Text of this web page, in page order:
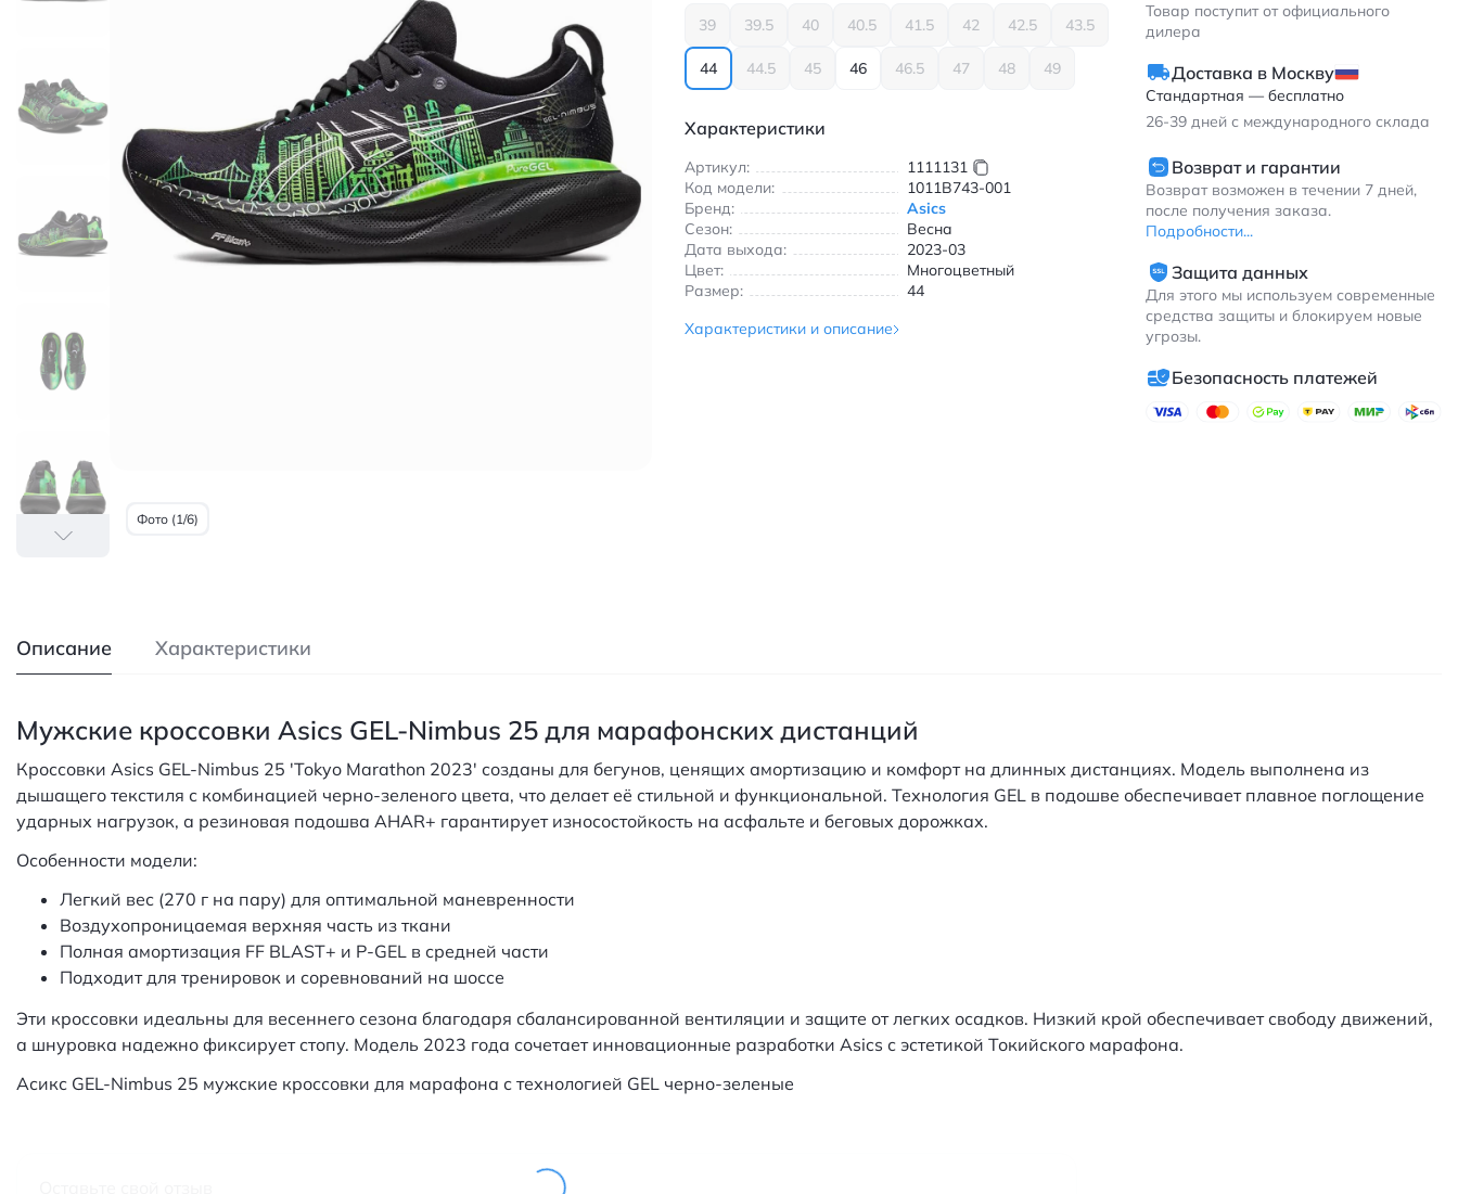
Фото (1/6)
39 39.5 40 40.5 41.5 42 42.5 43.5
44 44.5 45 46 46.5 47 48 49
Характеристики
Артикул:
1111131
Код модели:
1011B743-001
Бренд:
Asics
Сезон:
Весна
Дата выхода:
2023-03
Цвет:
Многоцветный
Размер:
44
Характеристики и описание
Товар поступит от официального
дилера
Доставка в Москву
Стандартная — бесплатно
26-39 дней с международного склада
Возврат и гарантии
Возврат возможен в течении 7 дней,
после получения заказа.
Подробности...
Защита данных
Для этого мы используем современные
средства защиты и блокируем новые
угрозы.
Безопасность платежей
Описание Характеристики
Мужские кроссовки Asics GEL-Nimbus 25 для марафонских дистанций
Кроссовки Asics GEL-Nimbus 25 'Tokyo Marathon 2023' созданы для бегунов, ценящих амортизацию и комфорт на длинных дистанциях. Модель выполнена из
дышащего текстиля с комбинацией черно-зеленого цвета, что делает её стильной и функциональной. Технология GEL в подошве обеспечивает плавное поглощение
ударных нагрузок, а резиновая подошва AHAR+ гарантирует износостойкость на асфальте и беговых дорожках.
Особенности модели:
Легкий вес (270 г на пару) для оптимальной маневренности
Воздухопроницаемая верхняя часть из ткани
Полная амортизация FF BLAST+ и P-GEL в средней части
Подходит для тренировок и соревнований на шоссе
Эти кроссовки идеальны для весеннего сезона благодаря сбалансированной вентиляции и защите от легких осадков. Низкий крой обеспечивает свободу движений,
а шнуровка надежно фиксирует стопу. Модель 2023 года сочетает инновационные разработки Asics с эстетикой Токийского марафона.
Асикс GEL-Nimbus 25 мужские кроссовки для марафона с технологией GEL черно-зеленые